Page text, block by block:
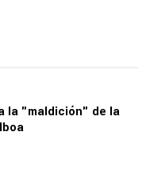
la "maldición" de la